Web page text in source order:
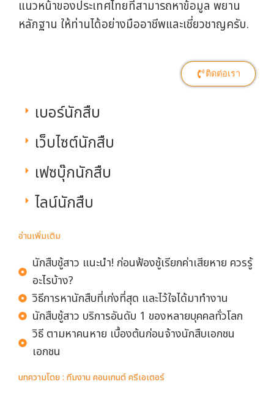
แนวหน้าของประเทศไทยที่สามารถหาข้อมูล พยาน
หลักฐาน ให้ท่านได้อย่างมืออาชีพและเชี่ยวชาญครับ.
ติดต่อเรา
เบอร์นักสืบ
เว็บไซต์นักสืบ
เฟซบุ๊กนักสืบ
ไลน์นักสืบ
อ่านเพิ่มเติม
นักสืบชู้สาว แนะนำ! ก่อนฟ้องชู้เรียกค่าเสียหาย ควรรู้
อะไรบ้าง?
วิธีการหานักสืบที่เก่งที่สุด และไว้ใจได้มาทำงาน
นักสืบชู้สาว บริการอันดับ 1 ของหลายบุคคลทั่วโลก
วิธี ตามหาคนหาย เบื้องต้นก่อนจ้างนักสืบเอกชน
เอกชน
บทความโดย : ทีมงาน คอนเทนต์ ครีเอเตอร์